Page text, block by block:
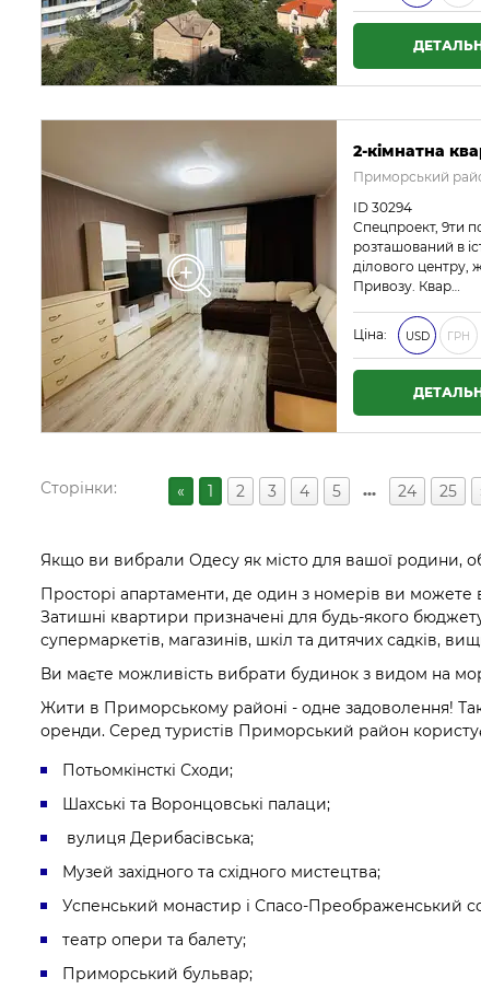
2-кімнатна
Приморський
ID 30294
Спецпроект, 9ти
розташований в
ділового центру,
Привозу. Квар…
Ціна: USD ГРН
Сторінки: « 1 2 3 4 5 … 24 25
Якщо ви вибрали Одесу як місто для вашої родини,
Просторі апартаменти, де один з номерів ви можете
Затишні квартири призначені для будь-якого
супермаркетів, магазинів, шкіл та дитячих садків,
Ви маєте можливість вибрати будинок з видом на
Жити в Приморському районі - одне задоволення!
оренди. Серед туристів Приморський район
Потьомкінсткі Сходи;
Шахські та Воронцовські палаци;
вулиця Дерибасівська;
Музей західного та східного мистецтва;
Успенський монастир і Спасо-Преображенський
театр опери та балету;
Приморський бульвар;